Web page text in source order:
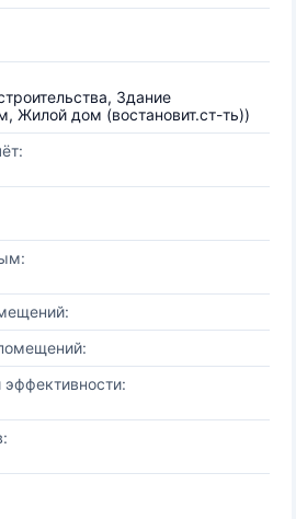
Здание
Жилой дом (востановит.ст-ть))
эффективности: